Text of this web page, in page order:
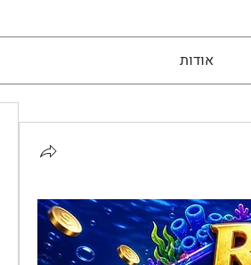
אודות